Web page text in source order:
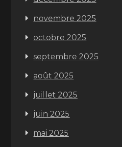
novembre 2025
octobre 2025
septembre 2025
août 2025
juillet 2025
juin 2025
mai 2025